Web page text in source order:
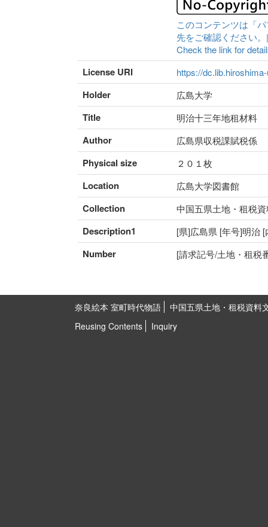
このコンテンツは「
先をご確認ください
Check the link for
License URI https://
Holder 広島大学
Title 明治十三年地租材料
Author 広島県収税課賦税係
Physical size ２０１枚
Location 広島大学図書館
Collection 中国五県土地・租税
Description1 [県]広島県 [年号]明治
Number [請求記号/土地・租税
奈良絵本 室町時代物語
中国五県土地・租税資料
Reusing Contents
Inquiry